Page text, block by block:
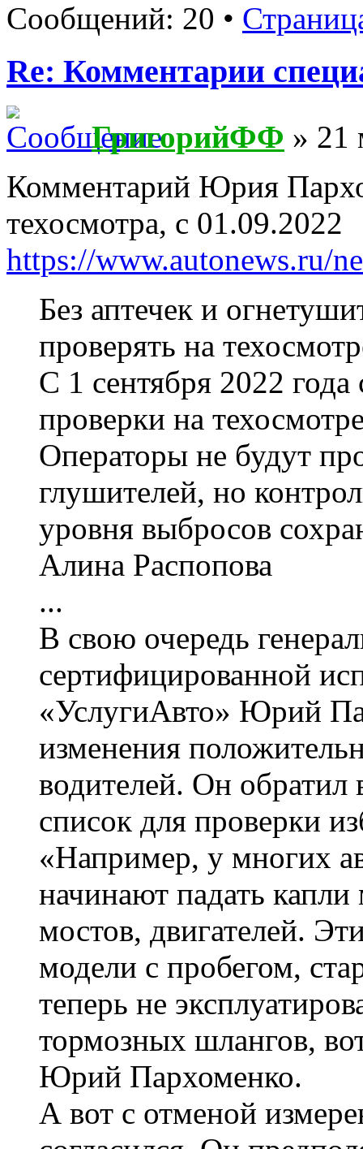
Сообщений: 20 •
Re: Комментарии
ГригорийФФ » 21
Комментарий Юрия
техосмотра, с 01.09.2022
https://www.autonews.ru/
Без аптечек и
проверять на
С 1 сентября 2022
проверки на
Операторы не будут
глушителей, но
уровня выбросов
Алина Распопова
...
В свою очередь
сертифицированной
«УслугиАвто» Юрий
изменения
водителей. Он
список для проверки
«Например, у многих
начинают падать капли
мостов, двигателей.
модели с пробегом,
теперь не
тормозных шлангов,
Юрий Пархоменко.
А вот с отменой